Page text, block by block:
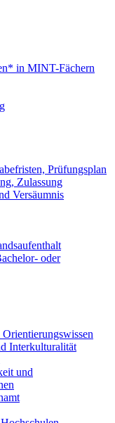
in MINT-Fächern
Prüfungsplan
Zulassung
Versäumnis
oder
Interkulturalität
und